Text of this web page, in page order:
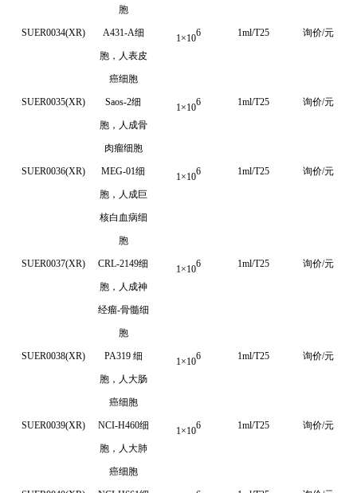
胞
SUER0034(XR) A431-A细
胞，人表皮
癌细胞
1 ×106 1ml/T25 询价/元
SUER0035(XR) Saos-2细
胞，人成骨
肉瘤细胞
1 ×106 1ml/T25 询价/元
SUER0036(XR) MEG-01细
胞，人成巨
核白血病细
胞
1 ×106 1ml/T25 询价/元
SUER0037(XR) CRL-2149细
胞，人成神
经瘤-骨髓细
胞
1 ×106 1ml/T25 询价/元
SUER0038(XR) PA319 细
胞，人大肠
癌细胞
1 ×106 1ml/T25 询价/元
SUER0039(XR) NCI-H460细
胞，人大肺
癌细胞
1 ×106 1ml/T25 询价/元